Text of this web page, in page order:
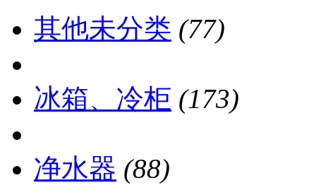
其他未分类 (77)
冰箱、冷柜 (173)
净水器 (88)